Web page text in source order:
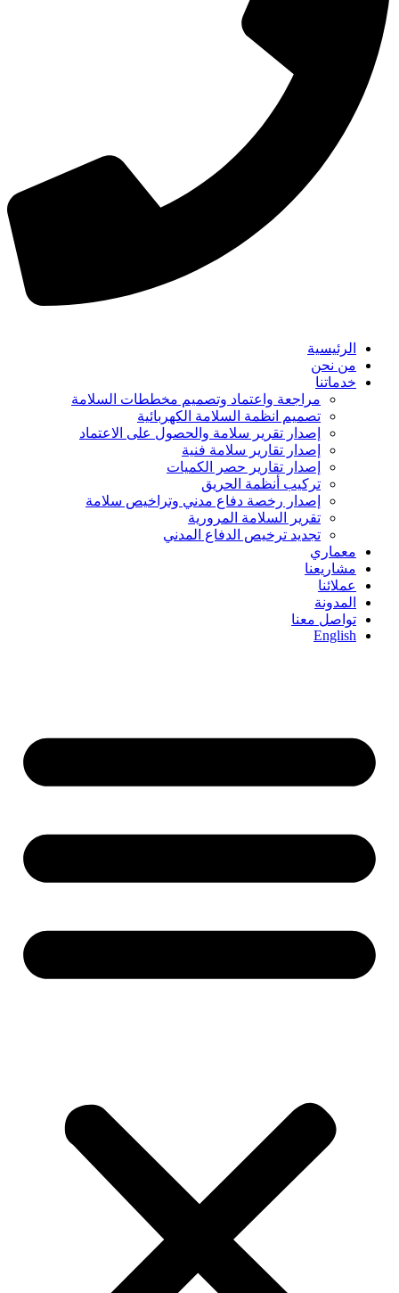
الرئيسية
من نحن
خدماتنا
مراجعة واعتماد وتصميم مخططات السلامة
تصميم انظمة السلامة الكهربائية
إصدار تقرير سلامة والحصول على الاعتماد
إصدار تقارير سلامة فنية
إصدار تقارير حصر الكميات
تركيب أنظمة الحريق
إصدار رخصة دفاع مدني وتراخيص سلامة
تقرير السلامة المرورية
تجديد ترخيص الدفاع المدني
معماري
مشاريعنا
عملائنا
المدونة
تواصل معنا
English